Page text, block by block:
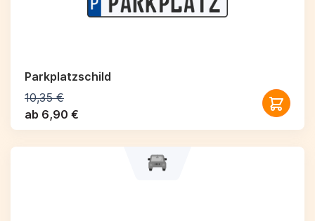
Parkplatzschild
10,35 €
ab 6,90 €